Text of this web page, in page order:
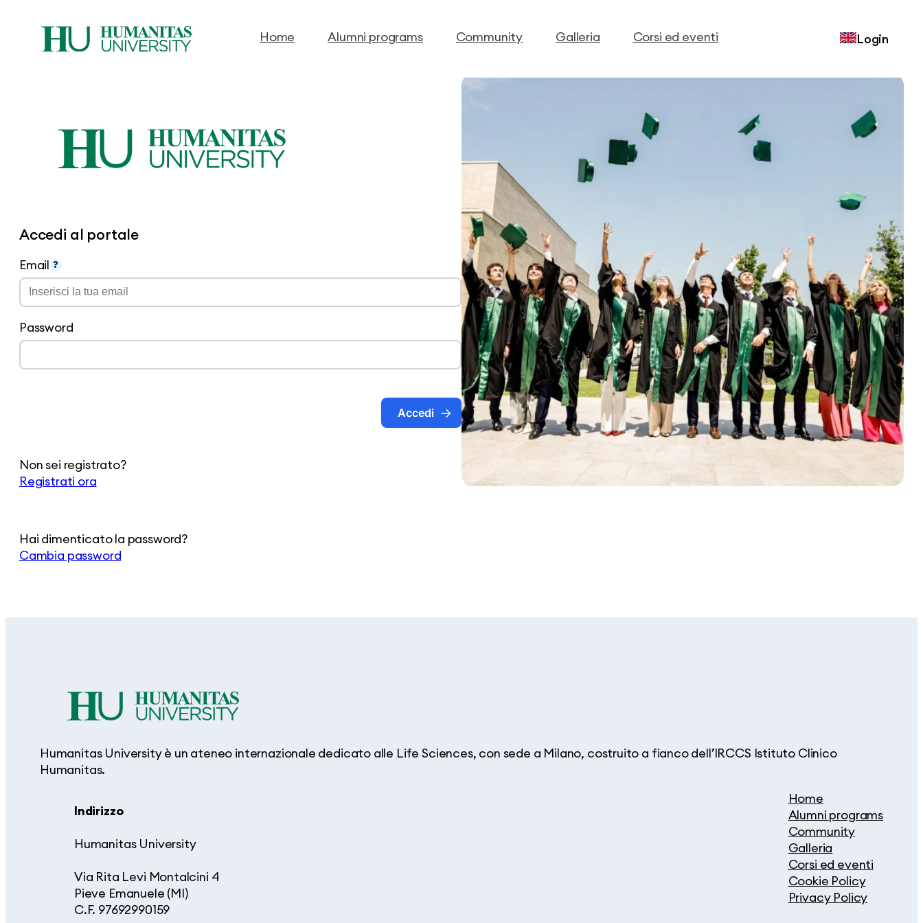
Home Alumni programs Community Galleria Corsi ed eventi Login
Accedi al portale
Email ?
Password
Accedi
Non sei registrato?
Registrati ora
Hai dimenticato la password?
Cambia password
Humanitas University è un ateneo internazionale dedicato alle Life Sciences, con sede a Milano, costruito a fianco dell’IRCCS Istituto Clinico
Humanitas.
Indirizzo
Humanitas University
Via Rita Levi Montalcini 4
Pieve Emanuele (MI)
C.F. 97692990159
Home
Alumni programs
Community
Galleria
Corsi ed eventi
Cookie Policy
Privacy Policy